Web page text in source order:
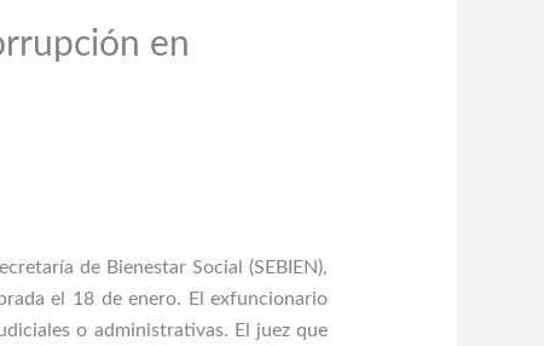
en
de Bienestar Social (SEBIEN),
el 18 de enero. El exfuncionario
o administrativas. El juez que